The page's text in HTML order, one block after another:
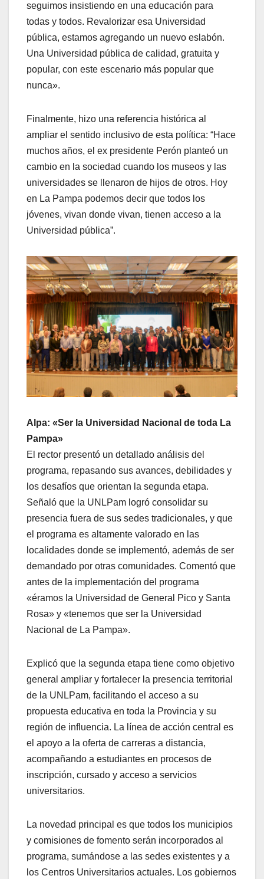
seguimos insistiendo en una educación para
todas y todos. Revalorizar esa Universidad
pública, estamos agregando un nuevo eslabón.
Una Universidad pública de calidad, gratuita y
popular, con este escenario más popular que
nunca».
Finalmente, hizo una referencia histórica al
ampliar el sentido inclusivo de esta política: “Hace
muchos años, el ex presidente Perón planteó un
cambio en la sociedad cuando los museos y las
universidades se llenaron de hijos de otros. Hoy
en La Pampa podemos decir que todos los
jóvenes, vivan donde vivan, tienen acceso a la
Universidad pública”.
Alpa: «Ser la Universidad Nacional de toda La
Pampa»
El rector presentó un detallado análisis del
programa, repasando sus avances, debilidades y
los desafíos que orientan la segunda etapa.
Señaló que la UNLPam logró consolidar su
presencia fuera de sus sedes tradicionales, y que
el programa es altamente valorado en las
localidades donde se implementó, además de ser
demandado por otras comunidades. Comentó que
antes de la implementación del programa
«éramos la Universidad de General Pico y Santa
Rosa» y «tenemos que ser la Universidad
Nacional de La Pampa».
Explicó que la segunda etapa tiene como objetivo
general ampliar y fortalecer la presencia territorial
de la UNLPam, facilitando el acceso a su
propuesta educativa en toda la Provincia y su
región de influencia. La línea de acción central es
el apoyo a la oferta de carreras a distancia,
acompañando a estudiantes en procesos de
inscripción, cursado y acceso a servicios
universitarios.
La novedad principal es que todos los municipios
y comisiones de fomento serán incorporados al
programa, sumándose a las sedes existentes y a
los Centros Universitarios actuales. Los gobiernos